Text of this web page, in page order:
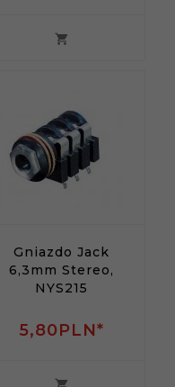
Gniazdo Jack
6,3mm Stereo,
NYS215
5,80PLN*